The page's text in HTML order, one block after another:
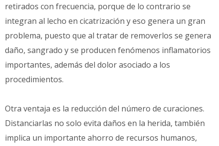
retirados con frecuencia, porque de lo contrario se
integran al lecho en cicatrización y eso genera un gran
problema, puesto que al tratar de removerlos se genera
daño, sangrado y se producen fenómenos inflamatorios
importantes, además del dolor asociado a los
procedimientos.
Otra ventaja es la reducción del número de curaciones.
Distanciarlas no solo evita daños en la herida, también
implica un importante ahorro de recursos humanos,